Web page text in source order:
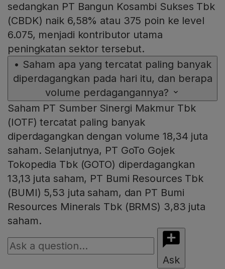
sedangkan PT Bangun Kosambi Sukses Tbk
(CBDK) naik 6,58% atau 375 poin ke level
6.075, menjadi kontributor utama
peningkatan sektor tersebut.
• Saham apa yang tercatat paling banyak
diperdagangkan pada hari itu, dan berapa
volume perdagangannya?
Saham PT Sumber Sinergi Makmur Tbk
(IOTF) tercatat paling banyak
diperdagangkan dengan volume 18,34 juta
saham. Selanjutnya, PT GoTo Gojek
Tokopedia Tbk (GOTO) diperdagangkan
13,13 juta saham, PT Bumi Resources Tbk
(BUMI) 5,53 juta saham, dan PT Bumi
Resources Minerals Tbk (BRMS) 3,83 juta
saham.
Ask